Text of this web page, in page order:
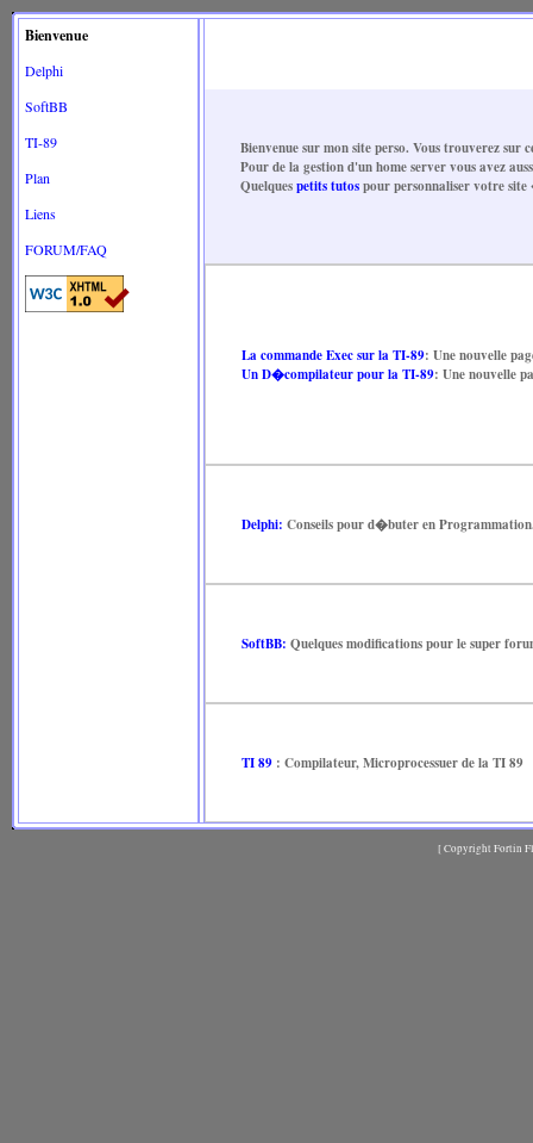
Bienvenue
Delphi
SoftBB
TI-89
Plan
Liens
FORUM/FAQ
Bienvenue sur mon site perso. Vous trouverez
Pour de la gestion d'un home server vous avez
Quelquespetits tutospour personnaliser votre
La commande Exec sur la TI-89: Une nouvelle
Un D�compilateur pour la TI-89: Une nouvelle
Delphi: Conseils pour d�buter en
SoftBB: Quelques modifications pour le super
TI 89 : Compilateur, Microprocessuer de la TI 89
[ Copyright Fortin